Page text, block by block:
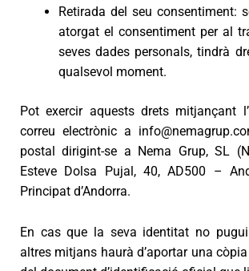
Retirada del seu consentiment:
atorgat el consentiment per al
seves dades personals, tindrà
qualsevol moment.
Pot exercir aquests drets mitjançant
correu electrònic a
postal dirigint-se a Nema Grup, SL
Esteve Dolsa Pujal, 40, AD500 –
Principat d’Andorra.
En cas que la seva identitat no
altres mitjans haurà d’aportar una